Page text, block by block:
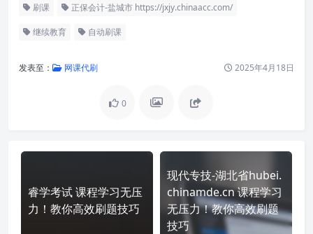
刷课 正保会计-盐城市 https://jxjy.chinaacc.com/
继续教育 自动刷课
发表至： 网课代刷 2025年4月18日
0
睿学考试 课程学习无压
力！教你高效刷题技巧
现代专技-湖北省hubei.
chinamde.cn 课程学习
无压力！教你高效刷题
技巧